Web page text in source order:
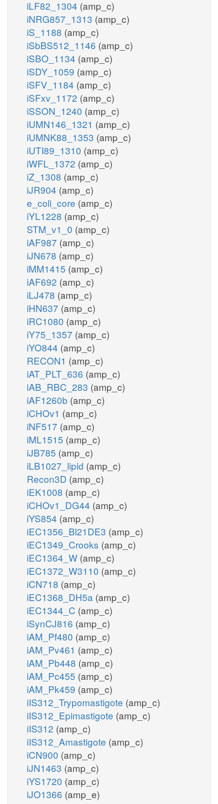
iLF82_1304 (amp_c)
iNRG857_1313 (amp_c)
iS_1188 (amp_c)
iSbBS512_1146 (amp_c)
iSBO_1134 (amp_c)
iSDY_1059 (amp_c)
iSFV_1184 (amp_c)
iSFxv_1172 (amp_c)
iSSON_1240 (amp_c)
iUMN146_1321 (amp_c)
iUMNK88_1353 (amp_c)
iUTI89_1310 (amp_c)
iWFL_1372 (amp_c)
iZ_1308 (amp_c)
iJR904 (amp_c)
e_coli_core (amp_c)
iYL1228 (amp_c)
STM_v1_0 (amp_c)
iAF987 (amp_c)
iJN678 (amp_c)
iMM1415 (amp_c)
iAF692 (amp_c)
iLJ478 (amp_c)
iHN637 (amp_c)
iRC1080 (amp_c)
iY75_1357 (amp_c)
iYO844 (amp_c)
RECON1 (amp_c)
iAT_PLT_636 (amp_c)
iAB_RBC_283 (amp_c)
iAF1260b (amp_c)
iCHOv1 (amp_c)
iNF517 (amp_c)
iML1515 (amp_c)
iJB785 (amp_c)
iLB1027_lipid (amp_c)
Recon3D (amp_c)
iEK1008 (amp_c)
iCHOv1_DG44 (amp_c)
iYS854 (amp_c)
iEC1356_Bl21DE3 (amp_c)
iEC1349_Crooks (amp_c)
iEC1364_W (amp_c)
iEC1372_W3110 (amp_c)
iCN718 (amp_c)
iEC1368_DH5a (amp_c)
iEC1344_C (amp_c)
iSynCJ816 (amp_c)
iAM_Pf480 (amp_c)
iAM_Pv461 (amp_c)
iAM_Pb448 (amp_c)
iAM_Pc455 (amp_c)
iAM_Pk459 (amp_c)
iIS312_Trypomastigote (amp_c)
iIS312_Epimastigote (amp_c)
iIS312 (amp_c)
iIS312_Amastigote (amp_c)
iCN900 (amp_c)
iJN1463 (amp_c)
iYS1720 (amp_c)
iJO1366 (amp_e)